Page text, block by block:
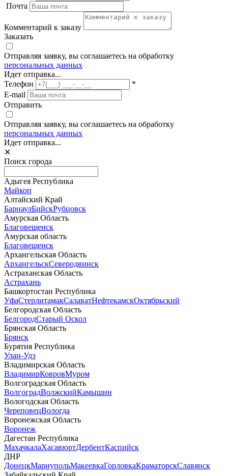
Почта
Комментарий к заказу
Заказать
Отправляя заявку, вы соглашаетесь на обработку
персональных данных
Идет отправка...
Телефон
*
E-mail
Отправить
Отправляя заявку, вы соглашаетесь на обработку
персональных данных
Идет отправка...
✕
Поиск города
Адыгея Республика
Майкоп
Алтайский Край
БарнаулБийскРубцовск
Амурская Область
Благовещенск
Амурская область
Благовещенск
Архангельская Область
АрхангельскСеверодвинск
Астраханская Область
Астрахань
Башкортостан Республика
УфаСтерлитамакСалаватНефтекамскОктябрьский
Белгородская Область
БелгородСтарый Оскол
Брянская Область
Брянск
Бурятия Республика
Улан-Удэ
Владимирская Область
ВладимирКовровМуром
Волгоградская Область
ВолгоградВолжскийКамышин
Вологодская Область
ЧереповецВологда
Воронежская Область
Воронеж
Дагестан Республика
МахачкалаХасавюртДербентКаспийск
ДНР
ДонецкМариупольМакеевкаГорловкаКраматорскСлавянск